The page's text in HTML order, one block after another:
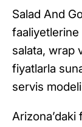
Salad And
faaliyetlerine
salata, wrap
fiyatlarla
servis
Arizona’daki